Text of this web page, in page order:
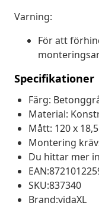
Varning:
För att
Specifikationer
Färg:
Material:
Mått: 120 x
Montering
Du hittar mer
SKU:837340
Brand:vidaXL